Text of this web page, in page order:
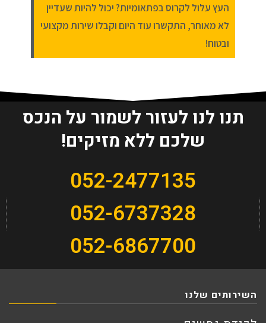
העץ עלול לקרוס בפתאומיות? יכול להיות שעדיין
לא מאוחר, התקשרו עוד היום וקבלו שירות מקצועי
ובטוח!
תנו לנו לעזור לשמור על הנכס
שלכם ללא מזיקים!
052-2477135
052-6737328
052-6867700
השירותים שלנו